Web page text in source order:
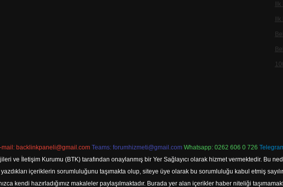
mail: backlinkpaneli@gmail.com Teams: forumhizmeti@gmail.com Whatsapp: 0262 606 0 726
ve İletişim Kurumu (BTK) tarafından onaylanmış bir Yer Sağlayıcı olarak hizmet vermektedir. Bu
içeriklerin sorumluluğunu taşımakta olup, siteye üye olarak bu sorumluluğu kabul etmiş
kendi hazırladığımız makaleler paylaşılmaktadır. Burada yer alan içerikler haber niteliği